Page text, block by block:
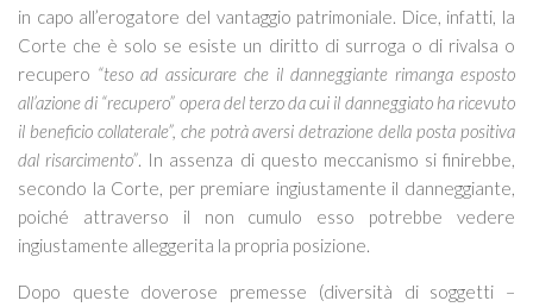
in capo all’erogatore del vantaggio patrimoniale. Dice, infatti, la
Corte che è solo se esiste un diritto di surroga o di rivalsa o
recupero “teso ad assicurare che il danneggiante rimanga esposto
all’azione di “recupero” opera del terzo da cui il danneggiato ha ricevuto
il beneficio collaterale”, che potrà aversi detrazione della posta positiva
dal risarcimento”. In assenza di questo meccanismo si finirebbe,
secondo la Corte, per premiare ingiustamente il danneggiante,
poiché attraverso il non cumulo esso potrebbe vedere
ingiustamente alleggerita la propria posizione.
Dopo queste doverose premesse (diversità di soggetti –